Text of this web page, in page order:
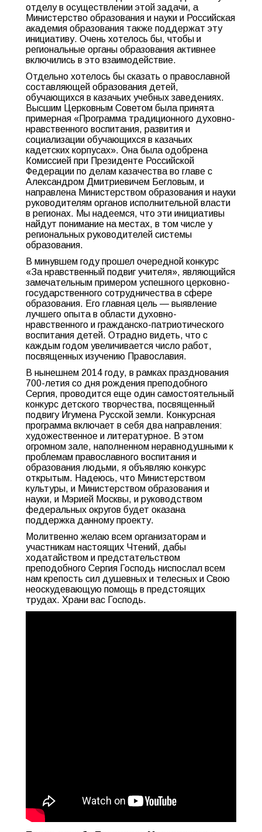
отделу в осуществлении этой задачи, а
Министерство образования и науки и Российская
академия образования также поддержат эту
инициативу. Очень хотелось бы, чтобы и
региональные органы образования активнее
включились в это взаимодействие.
Отдельно хотелось бы сказать о православной
составляющей образования детей,
обучающихся в казачьих учебных заведениях.
Высшим Церковным Советом была принята
примерная «Программа традиционного духовно-
нравственного воспитания, развития и
социализации обучающихся в казачьих
кадетских корпусах». Она была одобрена
Комиссией при Президенте Российской
Федерации по делам казачества во главе с
Александром Дмитриевичем Бегловым, и
направлена Министерством образования и науки
руководителям органов исполнительной власти
в регионах. Мы надеемся, что эти инициативы
найдут понимание на местах, в том числе у
региональных руководителей системы
образования.
В минувшем году прошел очередной конкурс
«За нравственный подвиг учителя», являющийся
замечательным примером успешного церковно-
государственного сотрудничества в сфере
образования. Его главная цель — выявление
лучшего опыта в области духовно-
нравственного и гражданско-патриотического
воспитания детей. Отрадно видеть, что с
каждым годом увеличивается число работ,
посвященных изучению Православия.
В нынешнем 2014 году, в рамках празднования
700-летия со дня рождения преподобного
Сергия, проводится еще один самостоятельный
конкурс детского творчества, посвященный
подвигу Игумена Русской земли. Конкурсная
программа включает в себя два направления:
художественное и литературное. В этом
огромном зале, наполненном неравнодушными к
проблемам православного воспитания и
образования людьми, я объявляю конкурс
открытым. Надеюсь, что Министерством
культуры, и Министерством образования и
науки, и Мэрией Москвы, и руководством
федеральных округов будет оказана
поддержка данному проекту.
Молитвенно желаю всем организаторам и
участникам настоящих Чтений, дабы
ходатайством и предстательством
преподобного Сергия Господь ниспослал всем
нам крепость сил душевных и телесных и Свою
неоскудевающую помощь в предстоящих
трудах. Храни вас Господь.